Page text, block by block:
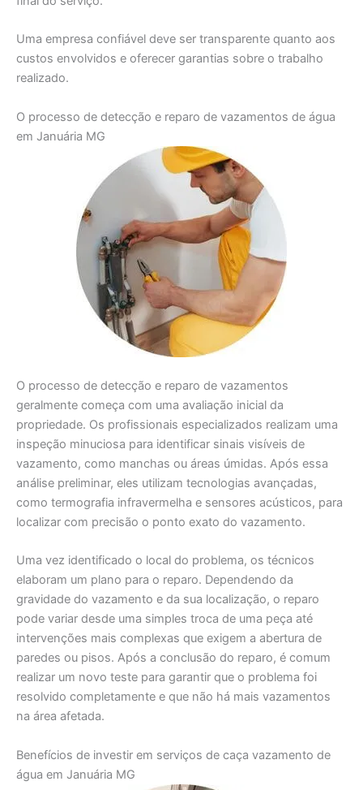
Uma empresa confiável deve ser transparente quanto aos
custos envolvidos e oferecer garantias sobre o trabalho
realizado.
O processo de detecção e reparo de vazamentos de água
em Januária MG
O processo de detecção e reparo de vazamentos
geralmente começa com uma avaliação inicial da
propriedade. Os profissionais especializados realizam uma
inspeção minuciosa para identificar sinais visíveis de
vazamento, como manchas ou áreas úmidas. Após essa
análise preliminar, eles utilizam tecnologias avançadas,
como termografia infravermelha e sensores acústicos, para
localizar com precisão o ponto exato do vazamento.
Uma vez identificado o local do problema, os técnicos
elaboram um plano para o reparo. Dependendo da
gravidade do vazamento e da sua localização, o reparo
pode variar desde uma simples troca de uma peça até
intervenções mais complexas que exigem a abertura de
paredes ou pisos. Após a conclusão do reparo, é comum
realizar um novo teste para garantir que o problema foi
resolvido completamente e que não há mais vazamentos
na área afetada.
Benefícios de investir em serviços de caça vazamento de
água em Januária MG